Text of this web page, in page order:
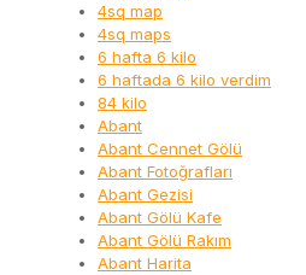
4sq map
4sq maps
6 hafta 6 kilo
6 haftada 6 kilo verdim
84 kilo
Abant
Abant Cennet Gölü
Abant Fotoğrafları
Abant Gezisi
Abant Gölü Kafe
Abant Gölü Rakım
Abant Harita